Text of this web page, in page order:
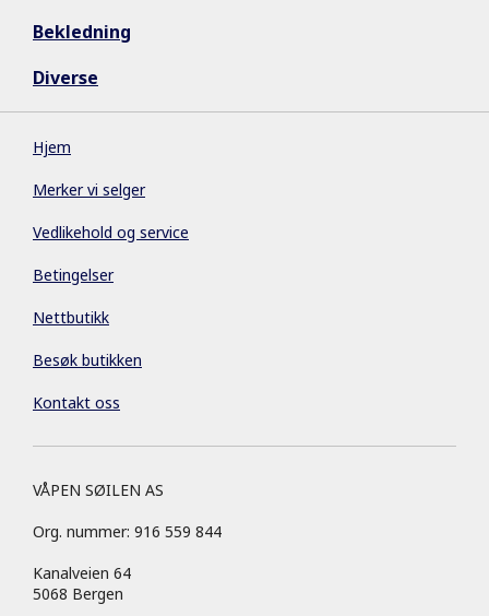
Bekledning
Diverse
Hjem
Merker vi selger
Vedlikehold og service
Betingelser
Nettbutikk
Besøk butikken
Kontakt oss
VÅPEN SØILEN AS
Org. nummer: 916 559 844
Kanalveien 64
5068 Bergen